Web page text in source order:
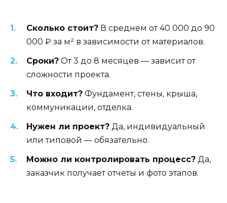
Сколько стоит? В среднем от 40 000 до 90
000 ₽ за м² в зависимости от материалов.
Сроки? От 3 до 8 месяцев — зависит от
сложности проекта.
Что входит? Фундамент, стены, крыша,
коммуникации, отделка.
Нужен ли проект? Да, индивидуальный
или типовой — обязательно.
Можно ли контролировать процесс? Да,
заказчик получает отчеты и фото этапов.